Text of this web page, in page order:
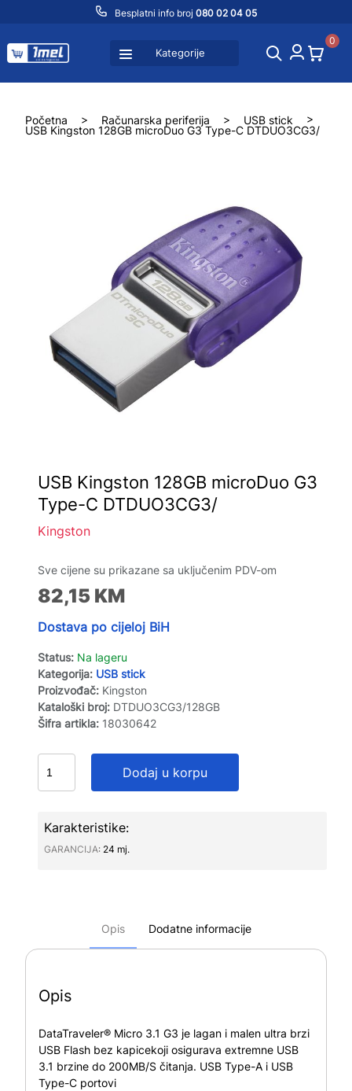
Besplatni info broj 080 02 04 05
Kategorije
0
Početna > Računarska periferija > USB stick
>
USB Kingston 128GB microDuo G3 Type-C DTDUO3CG3/
USB Kingston 128GB microDuo G3
Type-C DTDUO3CG3/
Kingston
Sve cijene su prikazane sa uključenim PDV-om
82,15 KM
Dostava po cijeloj BiH
Status: Na lageru
Kategorija: USB stick
Proizvođač: Kingston
Kataloški broj: DTDUO3CG3/128GB
Šifra artikla: 18030642
Dodaj u korpu
Karakteristike:
GARANCIJA∶ 24 mj.
Opis Dodatne informacije
Opis
DataTraveler® Micro 3.1 G3 je lagan i malen ultra brzi
USB Flash bez kapicekoji osigurava extremne USB
3.1 brzine do 200MB/S čitanja. USB Type-A i USB
Type-C portovi